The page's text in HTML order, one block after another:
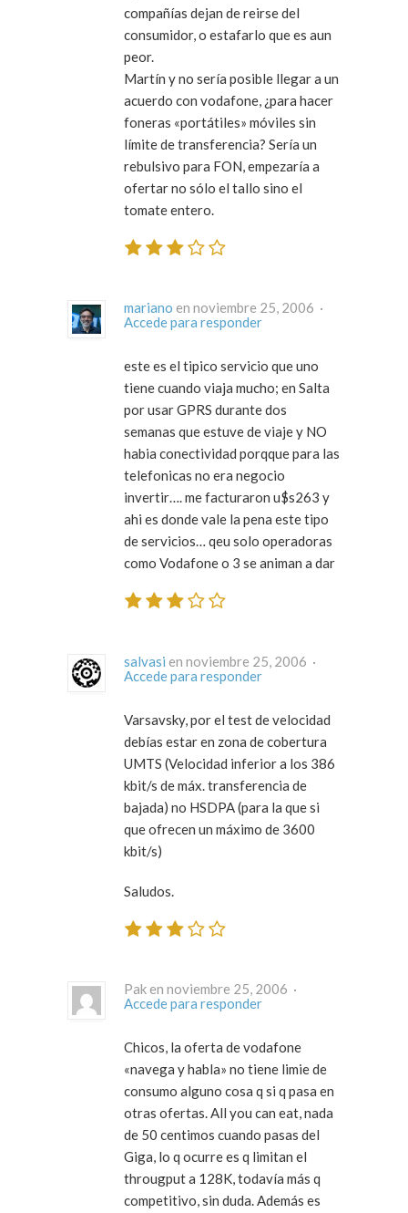
compañías dejan de reirse del
consumidor, o estafarlo que es aun
peor.
Martín y no sería posible llegar a un
acuerdo con vodafone, ¿para hacer
foneras «portátiles» móviles sin
límite de transferencia? Sería un
rebulsivo para FON, empezaría a
ofertar no sólo el tallo sino el
tomate entero.
mariano
en noviembre 25, 2006 ·
Accede para responder
este es el tipico servicio que uno
tiene cuando viaja mucho; en Salta
por usarGPRS durante dos
semanas que estuve de viaje y NO
habia conectividad porqque para las
telefonicas no era negocio
invertir…. me facturaron u$s263 y
ahi es donde vale la pena este tipo
de servicios… qeu solo operadoras
como Vodafone o 3 se animan a dar
salvasi
en noviembre 25, 2006 ·
Accede para responder
Varsavsky, por el test de velocidad
debías estar en zona de cobertura
UMTS (Velocidad inferior a los 386
kbit/s de máx. transferencia de
bajada) no HSDPA (para la que si
que ofrecen un máximo de 3600
kbit/s)
Saludos.
Pak en noviembre 25, 2006 ·
Accede para responder
Chicos, la oferta de vodafone
«navega y habla» no tiene limie de
consumo alguno cosa q si q pasa en
otras ofertas. All you can eat, nada
de 50 centimos cuando pasas del
Giga, lo q ocurre es q limitan el
througput a 128K, todavía más q
competitivo, sin duda. Además es